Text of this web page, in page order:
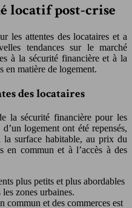
locatif post-crise
les attentes des locataires et a
tendances sur le marché
à la sécurité financière et à la
matière de logement.
des locataires
la sécurité financière pour les
logement ont été repensés,
la surface habitable, au prix du
en commun et à l’accès à des
plus petits et plus abordables
zones urbaines.
commun et des commerces est